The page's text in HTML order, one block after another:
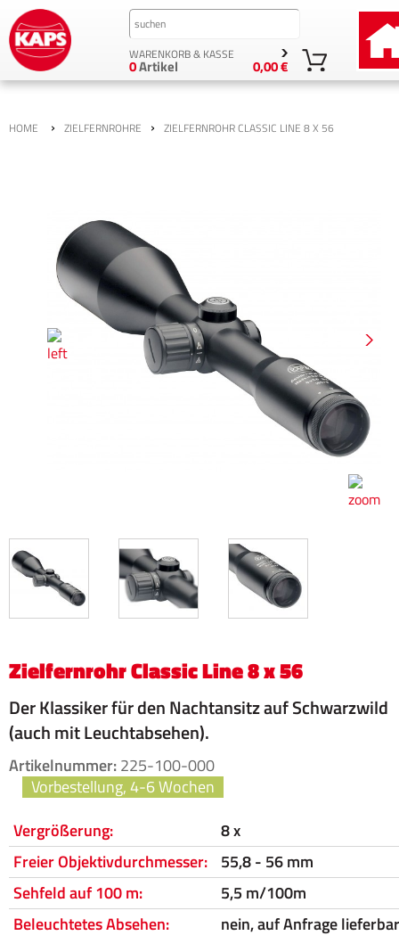
WARENKORB & KASSE
0,00 €
0Artikel
HOME › ZIELFERNROHRE › ZIELFERNROHR CLASSIC LINE 8 X 56
Zielfernrohr Classic Line 8 x 56
Der Klassiker für den Nachtansitz auf Schwarzwild
(auch mit Leuchtabsehen).
Artikelnummer:225-100-000
Vorbestellung, 4-6 Wochen
Vergrößerung:
8 x
Freier Objektivdurchmesser: 55,8 - 56 mm
Sehfeld auf 100 m:
5,5 m/100m
Beleuchtetes Absehen:
nein, auf Anfrage lieferbar